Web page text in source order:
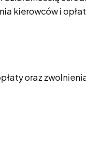
kierowców i
oraz